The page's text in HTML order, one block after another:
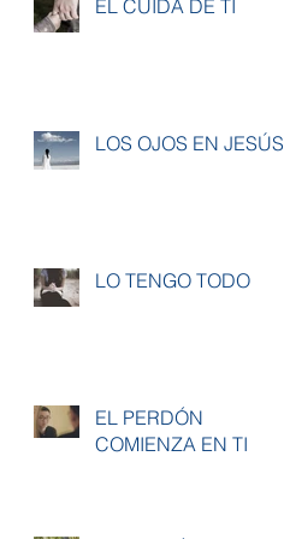
ÉL CUIDA DE TI
LOS OJOS EN JESÚS
LO TENGO TODO
EL PERDÓN
COMIENZA EN TI